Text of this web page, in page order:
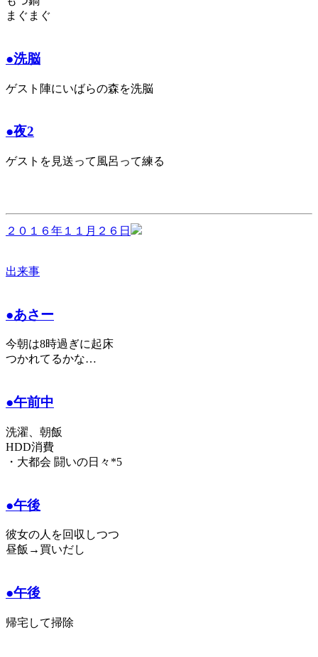
まぐまぐ
●洗脳
ゲスト陣にいばらの森を洗脳
●夜2
ゲストを見送って風呂って練る
２０１６年１１月２６日
出来事
●あさー
今朝は8時過ぎに起床
つかれてるかな…
●午前中
洗濯、朝飯
HDD消費
・大都会 闘いの日々*5
●午後
彼女の人を回収しつつ
昼飯→買いだし
●午後
帰宅して掃除